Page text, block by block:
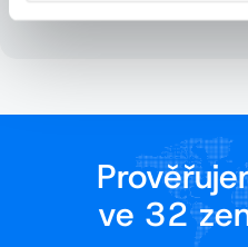
ve 32